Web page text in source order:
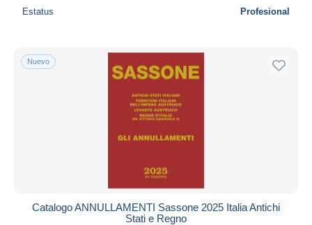
Estatus Profesional
Nuevo
Catalogo ANNULLAMENTI Sassone 2025 Italia Antichi
Stati e Regno